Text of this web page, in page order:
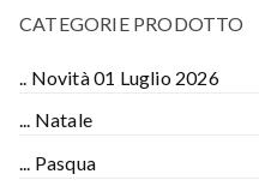
CATEGORIE PRODOTTO
.. Novità 01 Luglio 2026
... Natale
... Pasqua